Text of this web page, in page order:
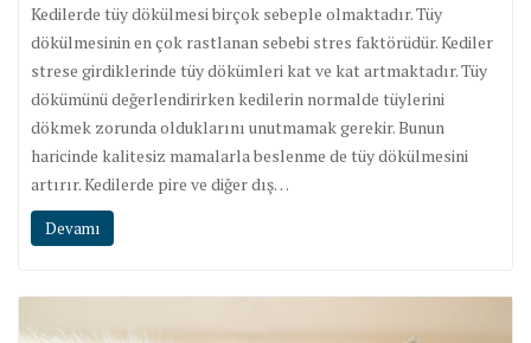
Kedilerde tüy dökülmesi birçok sebeple olmaktadır. Tüy
dökülmesinin en çok rastlanan sebebi stres faktörüdür. Kediler
strese girdiklerinde tüy dökümleri kat ve kat artmaktadır. Tüy
dökümünü değerlendirirken kedilerin normalde tüylerini
dökmek zorunda olduklarını unutmamak gerekir. Bunun
haricinde kalitesiz mamalarla beslenme de tüy dökülmesini
artırır. Kedilerde pire ve diğer dış…
Devamı